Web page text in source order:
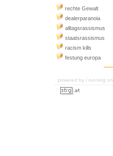
rechte Gewalt
dealerparanoia
alltagsrassismus
staatsrassismus
racism kills
festung europa
powered by / running on